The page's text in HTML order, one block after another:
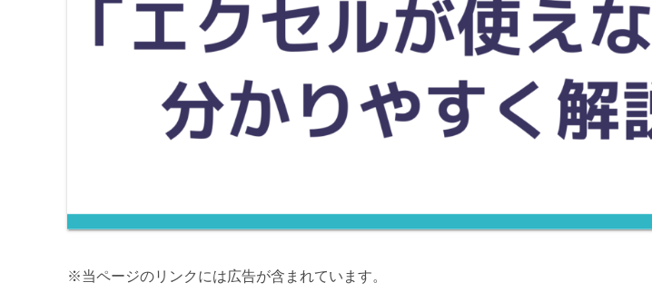
※当ページのリンクには広告が含まれています。